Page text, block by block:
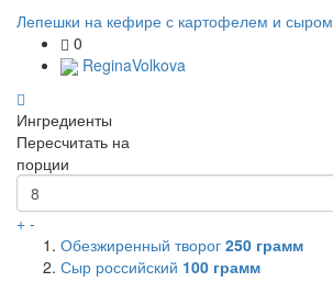
Лепешки на кефире с картофелем и сыром
0
ReginaVolkova
Ингредиенты
Пересчитать на
порции
+ -
Обезжиренный творог 250 грамм
Сыр российский 100 грамм